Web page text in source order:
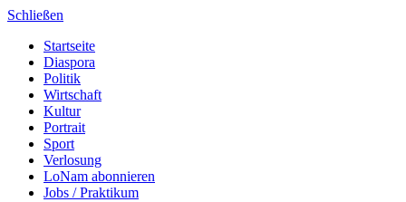
Schließen
Startseite
Diaspora
Politik
Wirtschaft
Kultur
Portrait
Sport
Verlosung
LoNam abonnieren
Jobs / Praktikum